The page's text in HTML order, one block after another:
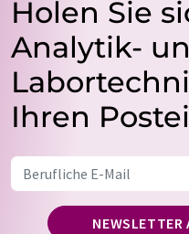
Holen Sie
Analytik-
Ihren
NEWSLETTER